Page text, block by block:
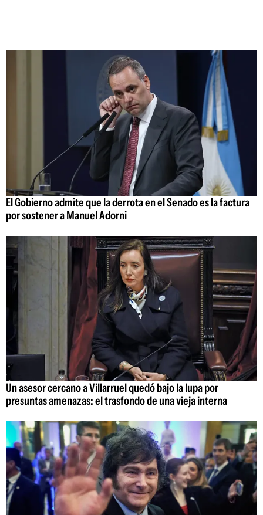
El Gobierno admite que la derrota en el Senado es la factura
por sostener a Manuel Adorni
Un asesor cercano a Villarruel quedó bajo la lupa por
presuntas amenazas: el trasfondo de una vieja interna